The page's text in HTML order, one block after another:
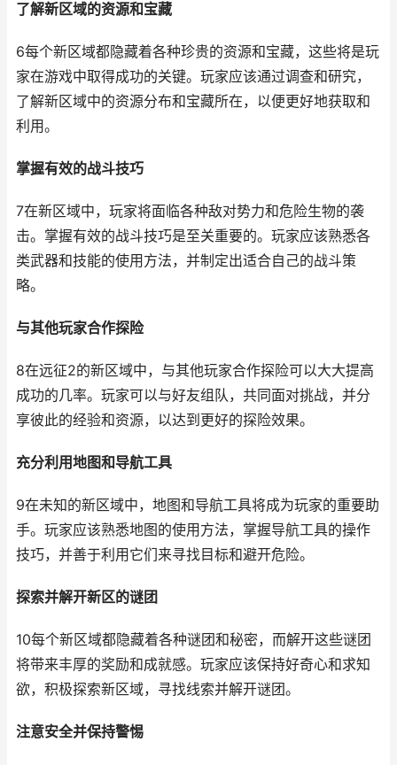
了解新区域的资源和宝藏
6每个新区域都隐藏着各种珍贵的资源和宝藏，这些将是玩
家在游戏中取得成功的关键。玩家应该通过调查和研究，
了解新区域中的资源分布和宝藏所在，以便更好地获取和
利用。
掌握有效的战斗技巧
7在新区域中，玩家将面临各种敌对势力和危险生物的袭
击。掌握有效的战斗技巧是至关重要的。玩家应该熟悉各
类武器和技能的使用方法，并制定出适合自己的战斗策
略。
与其他玩家合作探险
8在远征2的新区域中，与其他玩家合作探险可以大大提高
成功的几率。玩家可以与好友组队，共同面对挑战，并分
享彼此的经验和资源，以达到更好的探险效果。
充分利用地图和导航工具
9在未知的新区域中，地图和导航工具将成为玩家的重要助
手。玩家应该熟悉地图的使用方法，掌握导航工具的操作
技巧，并善于利用它们来寻找目标和避开危险。
探索并解开新区的谜团
10每个新区域都隐藏着各种谜团和秘密，而解开这些谜团
将带来丰厚的奖励和成就感。玩家应该保持好奇心和求知
欲，积极探索新区域，寻找线索并解开谜团。
注意安全并保持警惕